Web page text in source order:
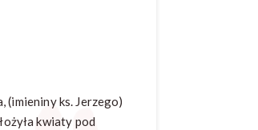
(imieniny ks. Jerzego)
kwiaty pod